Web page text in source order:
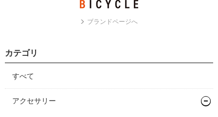
ブランドページへ
カテゴリ
すべて
アクセサリー